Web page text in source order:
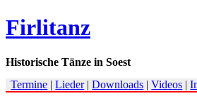
Firlitanz
Historische Tänze in Soest
Termine |Lieder|Downloads |Videos |